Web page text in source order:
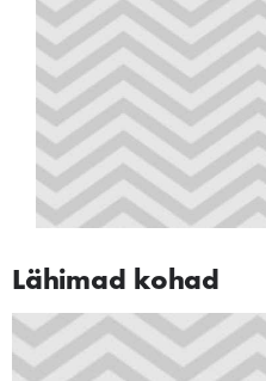
Lähimad kohad